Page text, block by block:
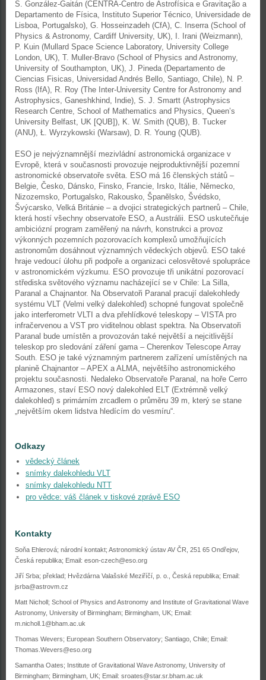
S. González-Gaitán (CENTRA-Centro de Astrofísica e Gravitação a
Departamento de Física, Instituto Superior Técnico, Universidade de
Lisboa, Portugalsko), G. Hosseinzadeh (CfA), C. Inserra (School of
Physics & Astronomy, Cardiff University, UK), I. Irani (Weizmann),
P. Kuin (Mullard Space Science Laboratory, University College
London, UK), T. Muller-Bravo (School of Physics and Astronomy,
University of Southampton, UK), J. Pineda (Departamento de
Ciencias Fisicas, Universidad Andrés Bello, Santiago, Chile), N. P.
Ross (IfA), R. Roy (The Inter-University Centre for Astronomy and
Astrophysics, Ganeshkhind, Indie), S. J. Smartt (Astrophysics
Research Centre, School of Mathematics and Physics, Queen’s
University Belfast, UK [QUB]), K. W. Smith (QUB), B. Tucker
(ANU), Ł. Wyrzykowski (Warsaw), D. R. Young (QUB).
ESO je nejvýznamnější mezivládní astronomická organizace v
Evropě, která v současnosti provozuje nejproduktivnější pozemní
astronomické observatoře světa. ESO má 16 členských států –
Belgie, Česko, Dánsko, Finsko, Francie, Irsko, Itálie, Německo,
Nizozemsko, Portugalsko, Rakousko, Španělsko, Švédsko,
Švýcarsko, Velká Británie – a dvojici strategických partnerů – Chile,
která hostí všechny observatoře ESO, a Austrálii. ESO uskutečňuje
ambiciózní program zaměřený na návrh, konstrukci a provoz
výkonných pozemních pozorovacích komplexů umožňujících
astronomům dosáhnout významných vědeckých objevů. ESO také
hraje vedoucí úlohu při podpoře a organizaci celosvětové spolupráce
v astronomickém výzkumu. ESO provozuje tři unikátní pozorovací
střediska světového významu nacházející se v Chile: La Silla,
Paranal a Chajnantor. Na Observatoři Paranal pracují dalekohledy
systému VLT (Velmi velký dalekohled) schopné fungovat společně
jako interferometr VLTI a dva přehlídkové teleskopy – VISTA pro
infračervenou a VST pro viditelnou oblast spektra. Na Observatoři
Paranal bude umístěn a provozován také největší a nejcitlivější
teleskop pro sledování záření gama – Cherenkov Telescope Array
South. ESO je také významným partnerem zařízení umístěných na
planině Chajnantor – APEX a ALMA, největšího astronomického
projektu současnosti. Nedaleko Observatoře Paranal, na hoře Cerro
Armazones, staví ESO nový dalekohled ELT (Extrémně velký
dalekohled) s primárním zrcadlem o průměru 39 m, který se stane
„největším okem lidstva hledícím do vesmíru“.
Odkazy
vědecký článek
snímky dalekohledu VLT
snímky dalekohledu NTT
pro vědce: váš článek v tiskové zprávě ESO
Kontakty
Soňa Ehlerová; národní kontakt; Astronomický ústav AV ČR, 251 65 Ondřejov,
Česká republika; Email: eson-czech@eso.org
Jiří Srba; překlad; Hvězdárna Valašské Meziříčí, p. o., Česká republika; Email:
jsrba@astrovm.cz
Matt Nicholl; School of Physics and Astronomy and Institute of Gravitational Wave
Astronomy, University of Birmingham; Birmingham, UK; Email:
m.nicholl.1@bham.ac.uk
Thomas Wevers; European Southern Observatory; Santiago, Chile; Email:
Thomas.Wevers@eso.org
Samantha Oates; Institute of Gravitational Wave Astronomy, University of
Birmingham; Birmingham, UK; Email: sroates@star.sr.bham.ac.uk